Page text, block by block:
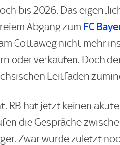
bis 2026. Das
Abgang zum FC
Cottaweg nicht mehr
oder verkaufen. Doch
Leitfaden
RB hat jetzt keinen
die Gespräche
Zwar wurde zuletzt